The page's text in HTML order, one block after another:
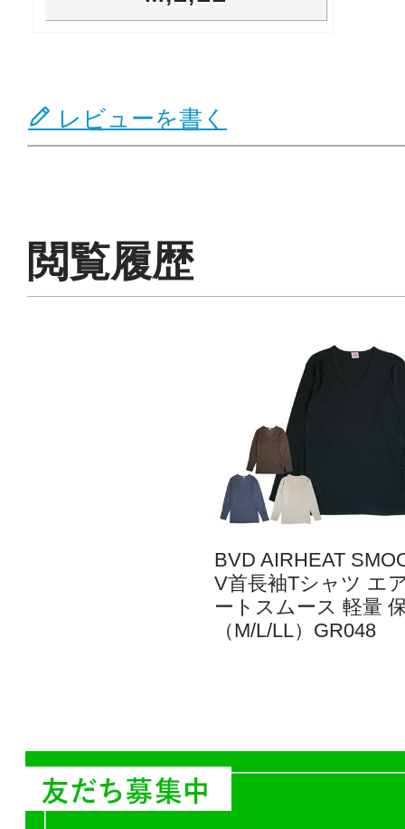
レビューを書く
閲覧履歴
BVD AIRHEAT
V首長袖Tシャツ エ
ートスムース 軽量
（M/L/LL）GR048